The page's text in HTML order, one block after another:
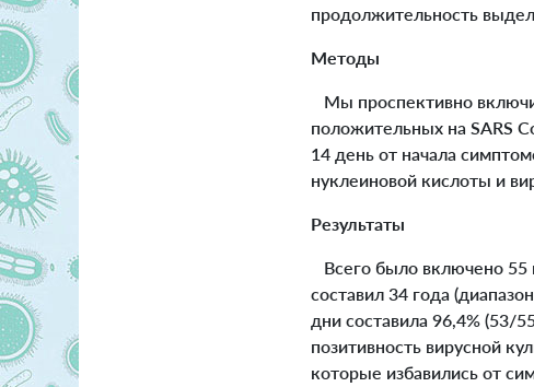
продолжительность
Методы
Мы проспективно
положительных на SARS
14 день от начала
нуклеиновой кислоты и
Результаты
Всего было включено 55
составил 34 года
дни составила 96,4% (53/
позитивность вирусной
которые избавились от